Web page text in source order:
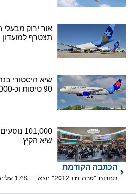
אור ירוק מבעלי
תצטרף למועדון
שיא היסטורי
90 טיסות וכ-14,000 נוסעים ביום אחד
101,000
שיא הקיץ
הכתבה הקודמת